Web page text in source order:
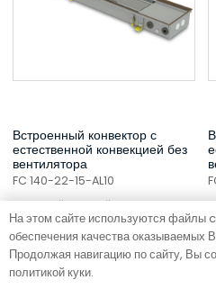
Встроенный конвектор с
естественной конвекцией без
вентилятора
FC 140-22-15-AL10
с рулонной решеткой из алюминия
коричневого цвета
474,04€
В корзину
с
На этом сайте используются файлы
обеспечения качества оказываемых
Продолжая навигацию по сайту, Вы
политикой куки.